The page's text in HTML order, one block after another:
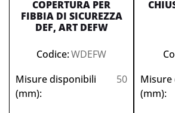
COPERTURA PER
FIBBIA DI SICUREZZA
DEF, ART DEFW
Codice:WDEFW
Misure disponibili
(mm):
50
Misure
(mm):